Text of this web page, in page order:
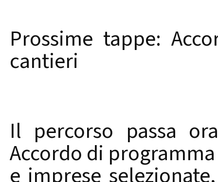
Prossime tappe:
cantieri
Il percorso passa
Accordo di
e imprese